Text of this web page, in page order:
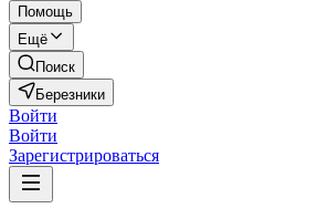
Помощь
Ещё
Поиск
Березники
Войти
Войти
Зарегистрироваться